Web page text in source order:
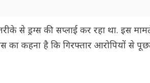
से ड्रग्स की सप्लाई कर रहा था. इस
का कहना है कि गिरफ्तार आरोपियों से